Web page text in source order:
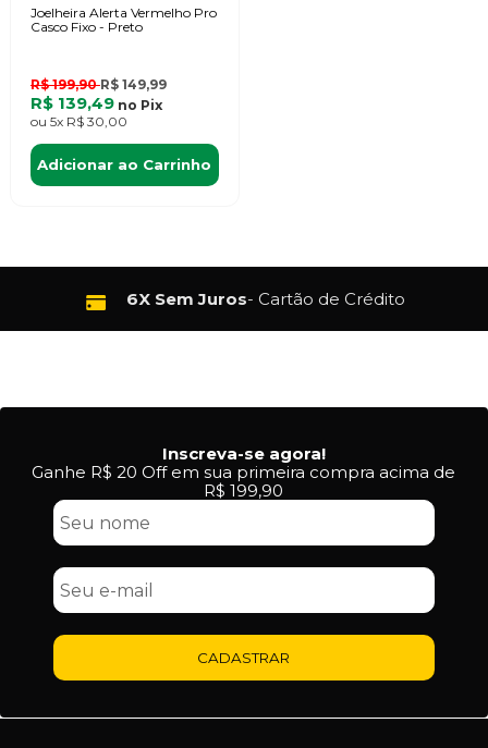
Joelheira Alerta Vermelho Pro
Casco Fixo - Preto
R$ 199,90R$ 149,99
R$ 139,49 no Pix
ou 5x R$ 30,00
Adicionar ao Carrinho
6X Sem Juros- Cartão de Crédito
Inscreva-se agora!
Ganhe R$ 20 Off em sua primeira compra acima de
R$ 199,90
CADASTRAR